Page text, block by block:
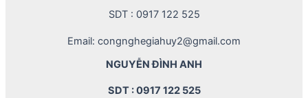
SDT : 0917 122 525
Email: congnghegiahuy2@gmail.com
NGUYỄN ĐÌNH ANH
SDT : 0917 122 525